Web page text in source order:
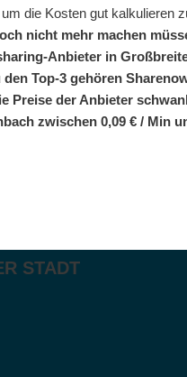
die Kosten gut kalkulieren
nicht mehr machen
Anbieter in
Top-3 gehören
Preise der Anbieter
zwischen 0,09 € / Min
STADT